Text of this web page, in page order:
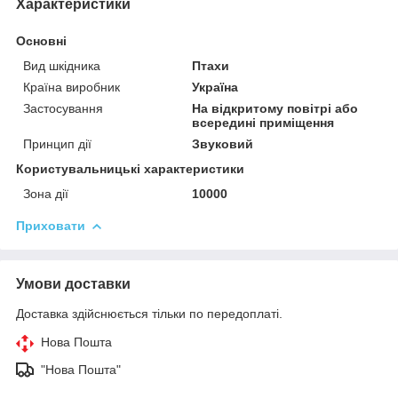
Характеристики
Основні
Вид шкідника
Птахи
Країна виробник
Україна
Застосування
На відкритому повітрі або
всередині приміщення
Принцип дії
Звуковий
Користувальницькі характеристики
Зона дії
10000
Приховати
Умови доставки
Доставка здійснюється тільки по передоплаті.
Нова Пошта
"Нова Пошта"